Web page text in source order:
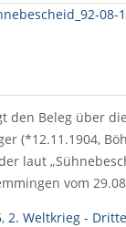
den Beleg über
(*12.11.1904,
laut
vom
, 2. Weltkrieg -